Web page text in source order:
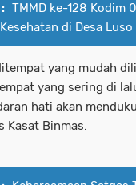
TMMD ke-128 Kodim
di Desa Luso
yang mudah
yang sering di
hati akan
Kasat Binmas.